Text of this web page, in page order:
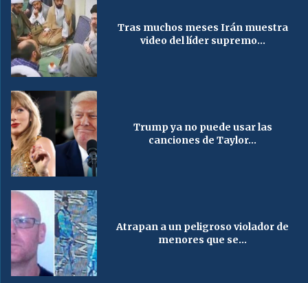
Tras muchos meses Irán muestra
video del líder supremo...
Trump ya no puede usar las
canciones de Taylor...
Atrapan a un peligroso violador de
menores que se...